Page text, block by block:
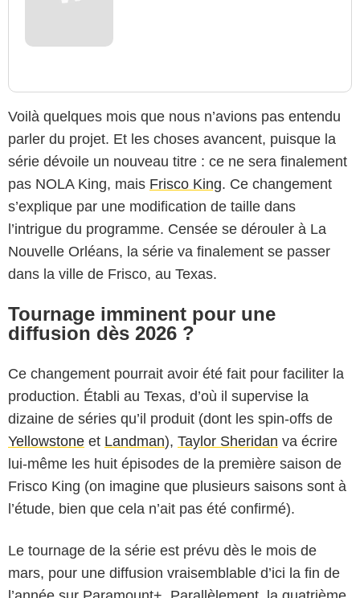
Voilà quelques mois que nous n’avions pas entendu
parler du projet. Et les choses avancent, puisque la
série dévoile un nouveau titre : ce ne sera finalement
pas NOLA King, mais Frisco King. Ce changement
s’explique par une modification de taille dans
l’intrigue du programme. Censée se dérouler à La
Nouvelle Orléans, la série va finalement se passer
dans la ville de Frisco, au Texas.
Tournage imminent pour une
diffusion dès 2026 ?
Ce changement pourrait avoir été fait pour faciliter la
production. Établi au Texas, d’où il supervise la
dizaine de séries qu’il produit (dont les spin-offs de
Yellowstone et Landman), Taylor Sheridan va écrire
lui-même les huit épisodes de la première saison de
Frisco King (on imagine que plusieurs saisons sont à
l’étude, bien que cela n’ait pas été confirmé).
Le tournage de la série est prévu dès le mois de
mars, pour une diffusion vraisemblable d’ici la fin de